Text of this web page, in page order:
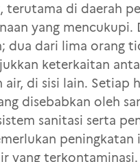
terutama di daerah
yang mencukupi.
dua dari lima orang
keterkaitan
di sisi lain. Setiap
disebabkan oleh
sanitasi serta
peningkatan
yang terkontaminasi.